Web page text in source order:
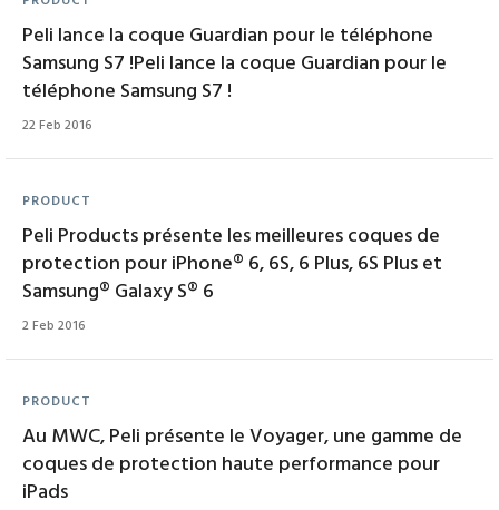
Peli lance la coque Guardian pour le téléphone
Samsung S7 !Peli lance la coque Guardian pour le
téléphone Samsung S7 !
22 Feb 2016
PRODUCT
Peli Products présente les meilleures coques de
protection pour iPhone® 6, 6S, 6 Plus, 6S Plus et
Samsung® Galaxy S® 6
2 Feb 2016
PRODUCT
Au MWC, Peli présente le Voyager, une gamme de
coques de protection haute performance pour
iPads